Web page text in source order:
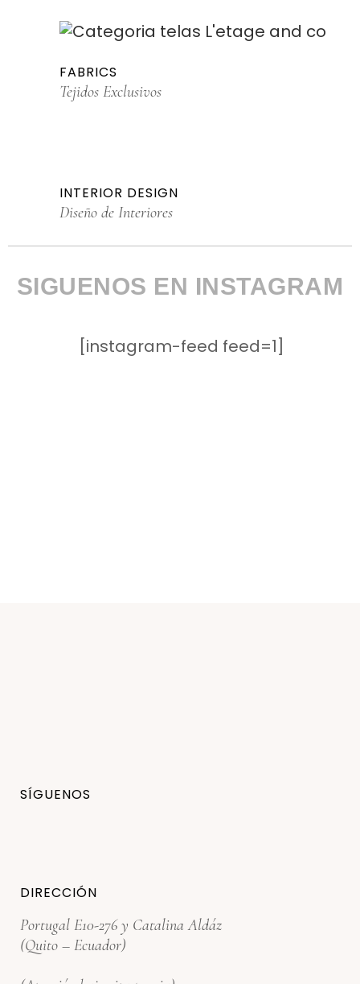
FABRICS
Tejidos Exclusivos
INTERIOR DESIGN
Diseño de Interiores
SIGUENOS EN INSTAGRAM
[instagram-feed feed=1]
SÍGUENOS
DIRECCIÓN
Portugal E10-276 y Catalina Aldáz
(Quito – Ecuador)